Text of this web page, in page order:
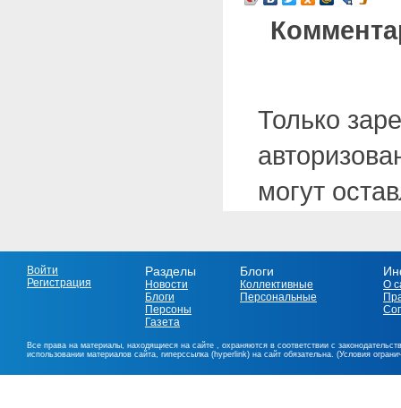
Только
могут
Войти
Регистрация
Разделы
Новости
Блоги
Персоны
Газета
Блоги
Коллективные
Персональные
О
Все права на материалы, находящиеся на сайте , охраняются в соответствии с
использовании материалов сайта, гиперссылка (hyperlink) на сайт обязательна. (Условия